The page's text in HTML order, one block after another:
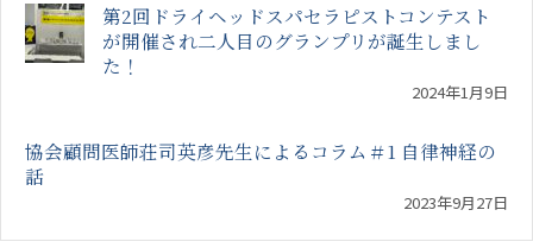
第2回ドライヘッドスパセラピストコンテスト
が開催され二人目のグランプリが誕生しまし
た！
2024年1月9日
協会顧問医師荘司英彦先生によるコラム＃1 自律神経の
話
2023年9月27日